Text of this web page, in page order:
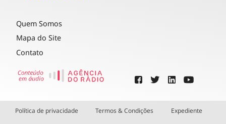
Quem Somos
Mapa do Site
Contato
Política de privacidade Termos & Condições Expediente